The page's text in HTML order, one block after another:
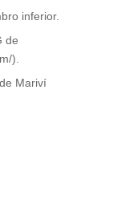
inferior.
de
).
Mariví